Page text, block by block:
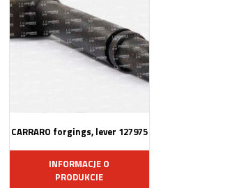
CARRARO forgings, lever 127975
INFORMACJE O
PRODUKCIE